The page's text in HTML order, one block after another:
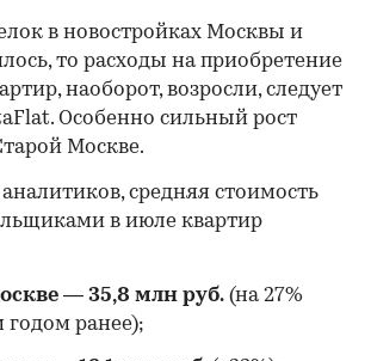
в новостройках Москвы и
то расходы на приобретение
наоборот, возросли, следует
Особенно сильный рост
Москве.
средняя стоимость
в июле квартир
— 35,8 млн руб. (на 27%
годом ранее);